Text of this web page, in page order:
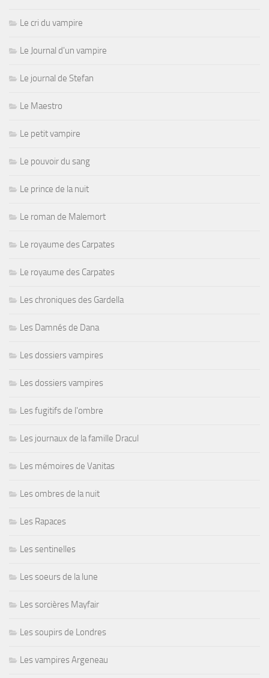
Le cri du vampire
Le Journal d'un vampire
Le journal de Stefan
Le Maestro
Le petit vampire
Le pouvoir du sang
Le prince de la nuit
Le roman de Malemort
Le royaume des Carpates
Le royaume des Carpates
Les chroniques des Gardella
Les Damnés de Dana
Les dossiers vampires
Les dossiers vampires
Les fugitifs de l'ombre
Les journaux de la famille Dracul
Les mémoires de Vanitas
Les ombres de la nuit
Les Rapaces
Les sentinelles
Les soeurs de la lune
Les sorcières Mayfair
Les soupirs de Londres
Les vampires Argeneau